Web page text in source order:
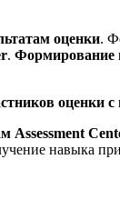
оценки.
. Формирование
оценки
Assessment
навыка